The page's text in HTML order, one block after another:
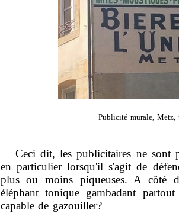
Publicité murale, Metz,
Ceci dit, les publicitaires ne sont
en particulier lorsqu'il s'agit de
plus ou moins piqueuses. A
éléphant tonique gambadant
capable de gazouiller?